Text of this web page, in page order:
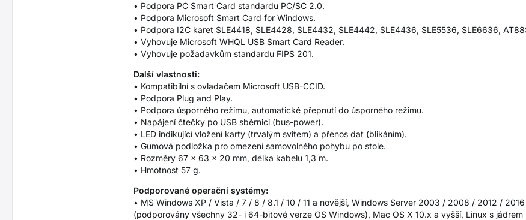
• Podpora PC Smart Card standardu PC/SC 2.0.
• Podpora Microsoft Smart Card for Windows.
• Podpora I2C karet SLE4418, SLE4428, SLE4432, SLE4442, SLE4436, SLE5536, SLE6636,
• Vyhovuje Microsoft WHQL USB Smart Card Reader.
• Vyhovuje požadavkům standardu FIPS 201.
Další vlastnosti:
• Kompatibilní s ovladačem Microsoft USB-CCID.
• Podpora Plug and Play.
• Podpora úsporného režimu, automatické přepnutí do úsporného režimu.
• Napájení čtečky po USB sběrnici (bus-power).
• LED indikující vložení karty (trvalým svitem) a přenos dat (blikáním).
• Gumová podložka pro omezení samovolného pohybu po stole.
• Rozměry 67 × 63 × 20 mm, délka kabelu 1,3 m.
• Hmotnost 57 g.
Podporované operační systémy:
• MS Windows XP / Vista / 7 / 8 / 8.1 / 10 / 11 a novější, Windows Server 2003 / 2008 / 2012 /
(podporovány všechny 32- i 64-bitové verze OS Windows), Mac OS X 10.x a vyšší, Linux s